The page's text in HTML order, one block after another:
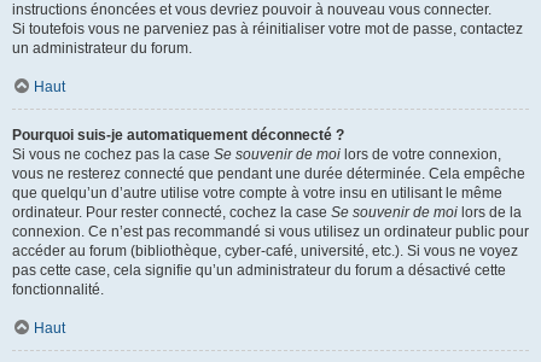
instructions énoncées et vous devriez pouvoir à nouveau vous connecter.
Si toutefois vous ne parveniez pas à réinitialiser votre mot de passe, contactez
un administrateur du forum.
Haut
Pourquoi suis-je automatiquement déconnecté ?
Si vous ne cochez pas la case Se souvenir de moi lors de votre connexion,
vous ne resterez connecté que pendant une durée déterminée. Cela empêche
que quelqu’un d’autre utilise votre compte à votre insu en utilisant le même
ordinateur. Pour rester connecté, cochez la case Se souvenir de moi lors de la
connexion. Ce n’est pas recommandé si vous utilisez un ordinateur public pour
accéder au forum (bibliothèque, cyber-café, université, etc.). Si vous ne voyez
pas cette case, cela signifie qu’un administrateur du forum a désactivé cette
fonctionnalité.
Haut